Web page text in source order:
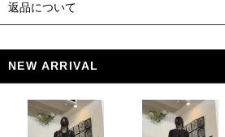
返品について
NEW ARRIVAL